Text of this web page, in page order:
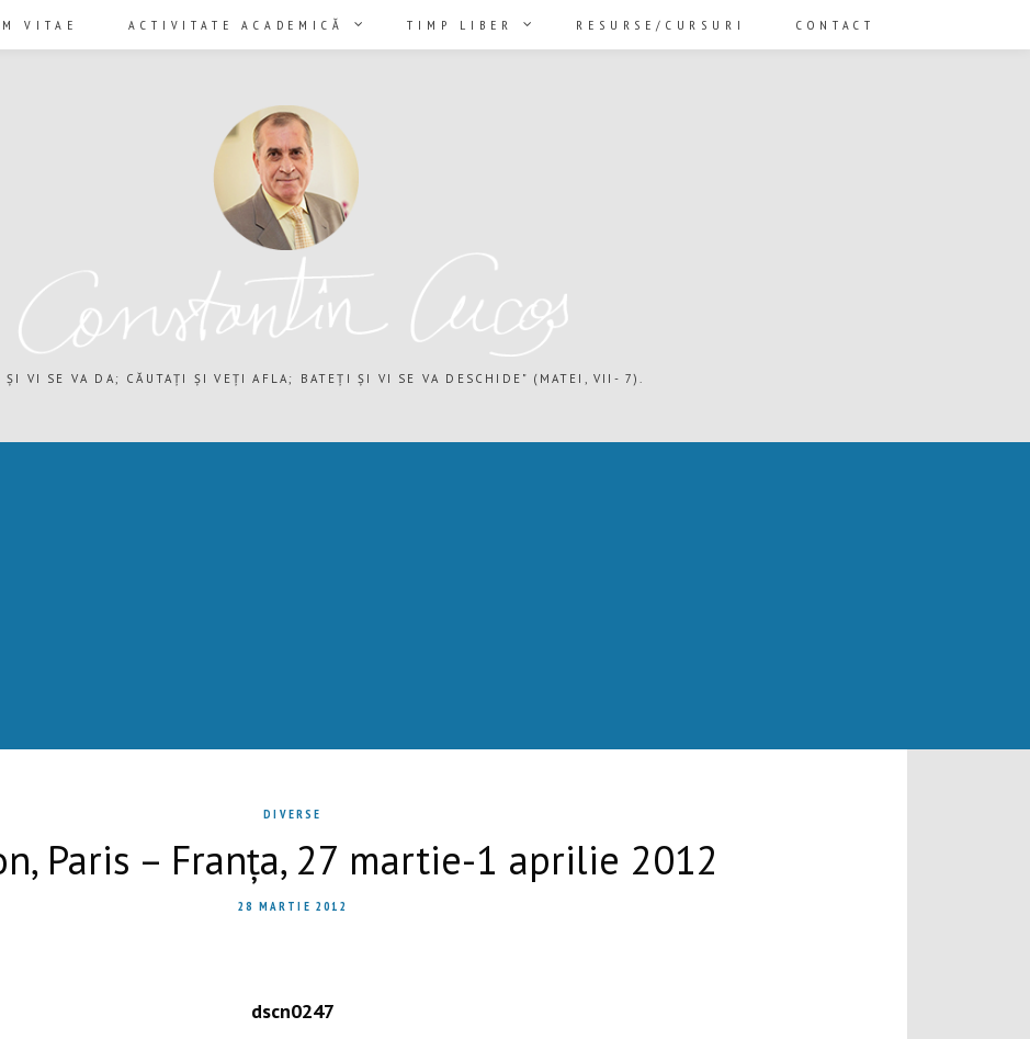
ȘI VI SE VA DA; CĂUTAȚI ȘI VEȚI AFLA; BATEȚI ȘI VI SE VA DESCHIDE" (MATEI, VII- 7).
VITAE ACTIVITATE ACADEMICĂ TIMP LIBER RESURSE/CURSURI CONTACT
DIVERSE
Paris – Franța, 27 martie-1 aprilie 2012
28 MARTIE 2012
dscn0247